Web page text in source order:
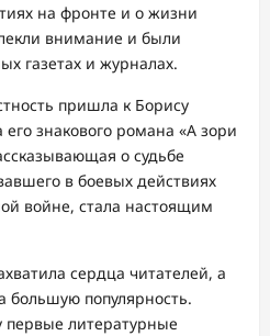
на фронте и о жизни
внимание и были
газетах и журналах.
пришла к Борису
его знакового романа «А зори
о судьбе
в боевых действиях
войне, стала настоящим
сердца читателей, а
большую популярность.
первые литературные